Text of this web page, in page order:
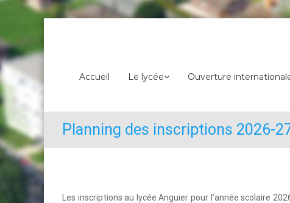
content
Accueil Le lycée Ouverture
Planning des inscriptions 2026-
Les inscriptions au lycée Anguier pour l’année scolaire